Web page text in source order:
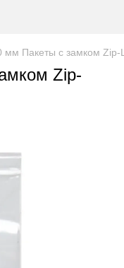
мм Пакеты с замком
Zip-